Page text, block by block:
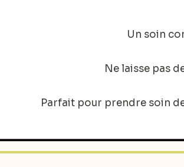
Un soin
Ne laisse pas
Parfait pour prendre soin